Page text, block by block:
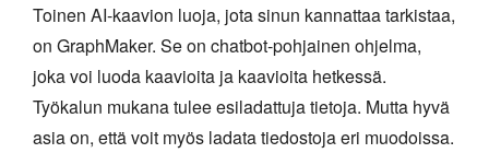
Toinen AI-kaavion luoja, jota sinun kannattaa tarkistaa,
on GraphMaker. Se on chatbot-pohjainen ohjelma,
joka voi luoda kaavioita ja kaavioita hetkessä.
Työkalun mukana tulee esiladattuja tietoja. Mutta hyvä
asia on, että voit myös ladata tiedostoja eri muodoissa.